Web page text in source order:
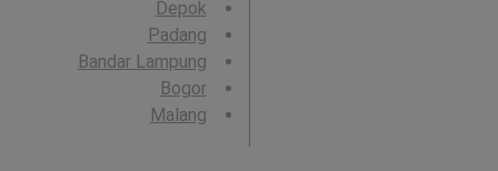
Depok
Padang
Bandar Lampung
Bogor
Malang